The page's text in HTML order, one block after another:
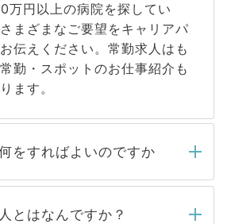
万円以上の病院を探してい
まざまなご要望をキャリアパ
伝えください。常勤求人はも
勤・スポットのお仕事紹介も
ます。
をすればよいのですか
きましたら、弊社担当者がご
認し、その後メールもしくは
とはなんですか？